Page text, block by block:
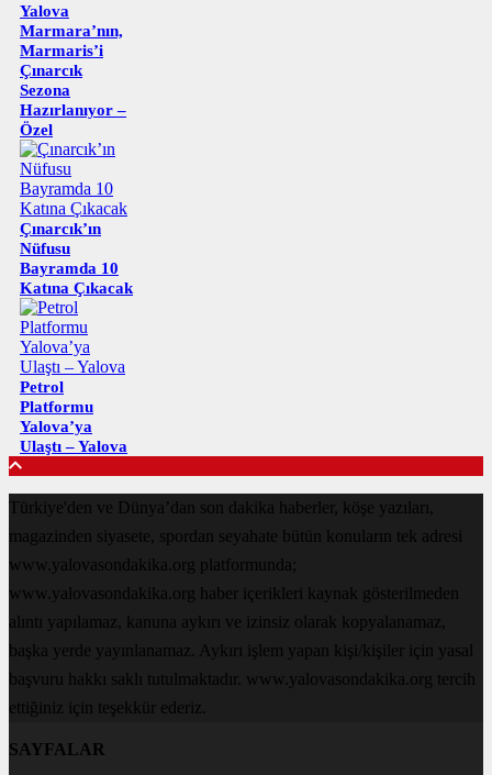
Yalova
Marmara’nın,
Marmaris’i
Çınarcık
Sezona
Hazırlanıyor –
Özel
Çınarcık’ın
Nüfusu
Bayramda 10
Katına Çıkacak
Petrol
Platformu
Yalova’ya
Ulaştı – Yalova
Türkiye'den ve Dünya’dan son dakika haberler, köşe yazıları,
magazinden siyasete, spordan seyahate bütün konuların tek adresi
www.yalovasondakika.org platformunda;
www.yalovasondakika.org haber içerikleri kaynak gösterilmeden
alıntı yapılamaz, kanuna aykırı ve izinsiz olarak kopyalanamaz,
başka yerde yayınlanamaz. Aykırı işlem yapan kişi/kişiler için yasal
başvuru hakkı saklı tutulmaktadır. www.yalovasondakika.org tercih
ettiğiniz için teşekkür ederiz.
SAYFALAR